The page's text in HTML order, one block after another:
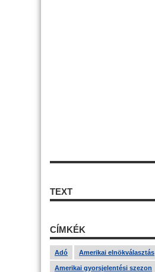
TEXT
CÍMKÉK
Adó Amerikai elnökválasztás
Amerikai gyorsjelentési szezon